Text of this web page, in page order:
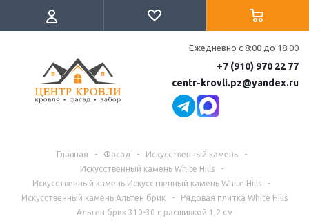
Ежедневно с 8:00 до 18:00
+7 (910) 970 22 77
centr-krovli.pz@yandex.ru
Главная - Фасад - Искусственный камень
-
Искусственный камень White Hills
-
Искусственный камень Искусственный камень White Hills
-
Искусственный камень Альтен брик
-
Рядовая плитка White Hills
Альтен брик 310-30 с расшивкой 1,2 см